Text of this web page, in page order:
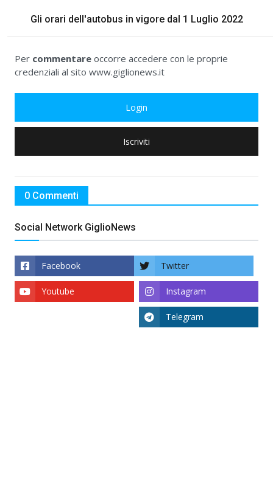
Gli orari dell'autobus in vigore dal 1 Luglio 2022
Per commentare occorre accedere con le proprie
credenziali al sito www.giglionews.it
Login
Iscriviti
0 Commenti
Social Network GiglioNews
Facebook Twitter
Instagram
Youtube
Telegram